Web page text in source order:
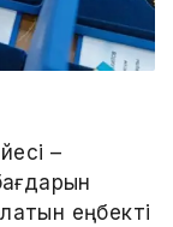
–
еңбекті